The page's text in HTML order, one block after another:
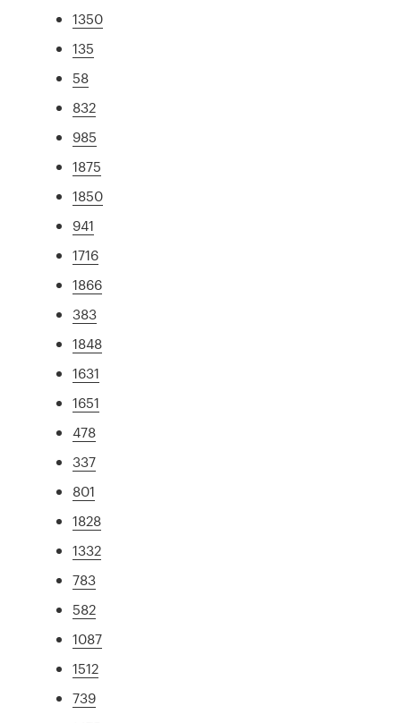
1350
135
58
832
985
1875
1850
941
1716
1866
383
1848
1631
1651
478
337
801
1828
1332
783
582
1087
1512
739